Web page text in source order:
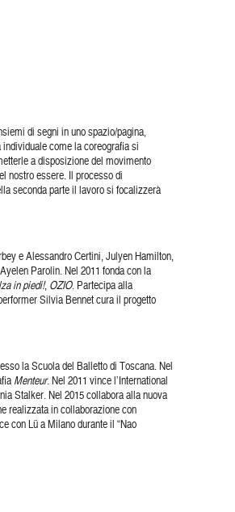
di segni in uno spazio/pagina,
come la coreografia si
a disposizione del movimento
nostro essere. Il processo di
seconda parte il lavoro si focalizzerà
e Alessandro Certini, Julyen Hamilton,
Parolin. Nel 2011 fonda con la
in piedi!, OZIO. Partecipa alla
Silvia Bennet cura il progetto
la Scuola del Balletto di Toscana. Nel
Menteur. Nel 2011 vince l’International
Stalker. Nel 2015 collabora alla nuova
realizzata in collaborazione con
con Lü a Milano durante il “Nao